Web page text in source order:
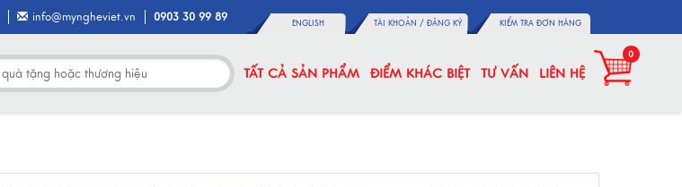
info@myngheviet.vn 0903 30 99 89 ENGLISH TÀI KHOẢN / ĐĂNG KÝ KIỂM TRA ĐƠN HÀNG
TẤT CẢ SẢN PHẨM ĐIỂM KHÁC BIỆT TƯ VẤN LIÊN HỆ
0